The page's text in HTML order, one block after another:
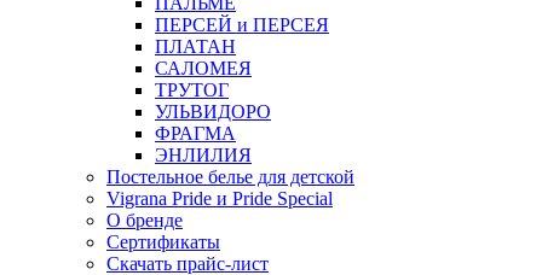
ПЕРСЕЙ и ПЕРСЕЯ
ПЛАТАН
САЛОМЕЯ
ТРУТОГ
УЛЬВИДОРО
ФРАГМА
ЭНЛИЛИЯ
Постельное белье для детской
Vigrana Pride и Pride Special
О бренде
Сертификаты
Скачать прайс-лист